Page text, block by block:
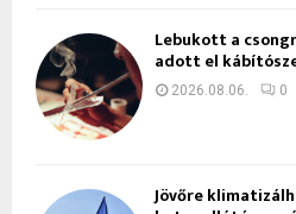
Lebukott a
adott el
2026.08.06. 0
Jövőre